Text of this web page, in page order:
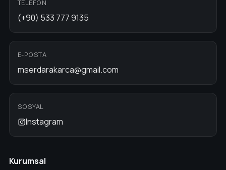
TELEFON
(+90) 533 777 9135
E-POSTA
mserdarakarca@gmail.com
SOSYAL
Instagram
Kurumsal